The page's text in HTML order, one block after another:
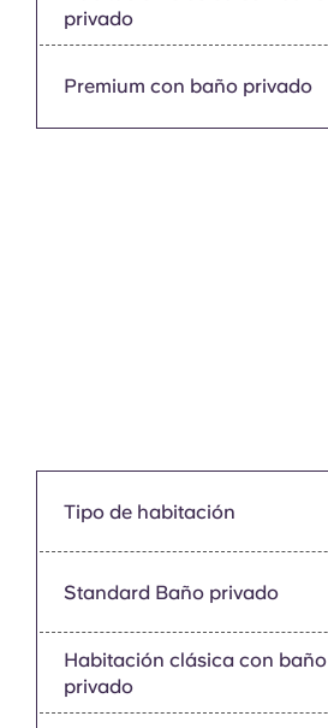
privado
Premium con baño privado
Tipo de habitación
Standard Baño privado
Habitación clásica con baño
privado